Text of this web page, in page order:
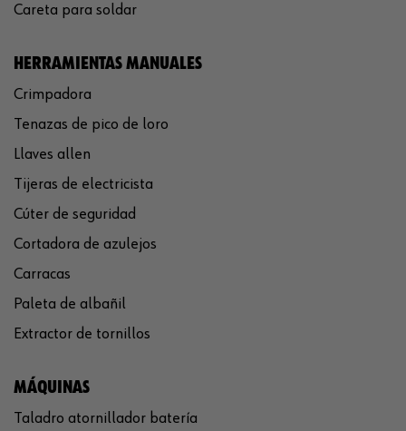
Careta para soldar
HERRAMIENTAS MANUALES
Crimpadora
Tenazas de pico de loro
Llaves allen
Tijeras de electricista
Cúter de seguridad
Cortadora de azulejos
Carracas
Paleta de albañil
Extractor de tornillos
MÁQUINAS
Taladro atornillador batería